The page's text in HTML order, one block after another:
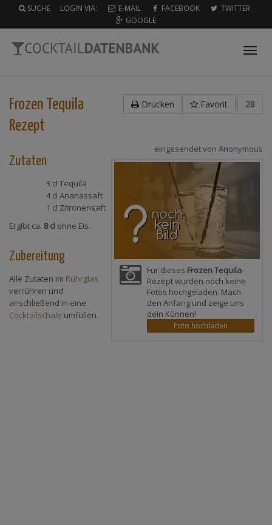
SUCHE LOGIN VIA: E-MAIL FACEBOOK
TWITTER
GOOGLE
Drucken Favorit 28
Frozen Tequila
Rezept
eingesendet von Anonymous
Für dieses Frozen Tequila-
Rezept wurden noch keine
Fotos hochgeladen. Mach
den Anfang und zeige uns
dein Können!
Foto hochladen
Zutaten
3 cl Tequila
4 cl Ananassaft
1 cl Zitronensaft
Ergibt ca. 8 cl ohne Eis.
Zubereitung
Alle Zutaten im Rührglas
verrühren und
anschließend in eine
Cocktailschale umfüllen.